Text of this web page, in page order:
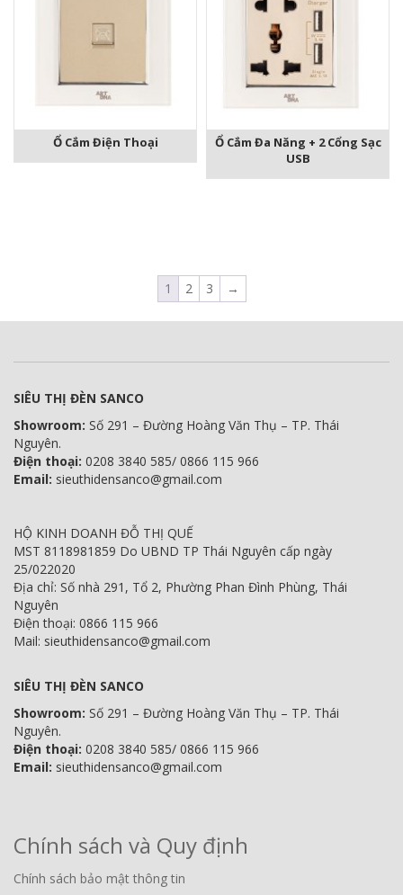
Ổ Cắm Điện Thoại
Ổ Cắm Đa Năng + 2 Cổng Sạc
USB
1 2 3 →
SIÊU THỊ ĐÈN SANCO
Showroom: Số 291 – Đường Hoàng Văn Thụ – TP. Thái
Nguyên.
Điện thoại: 0208 3840 585/ 0866 115 966
Email: sieuthidensanco@gmail.com
HỘ KINH DOANH ĐỖ THỊ QUẾ
MST 8118981859 Do UBND TP Thái Nguyên cấp ngày
25/022020
Địa chỉ: Số nhà 291, Tổ 2, Phường Phan Đình Phùng, Thái
Nguyên
Điện thoại: 0866 115 966
Mail: sieuthidensanco@gmail.com
SIÊU THỊ ĐÈN SANCO
Showroom: Số 291 – Đường Hoàng Văn Thụ – TP. Thái
Nguyên.
Điện thoại: 0208 3840 585/ 0866 115 966
Email: sieuthidensanco@gmail.com
Chính sách và Quy định
Chính sách bảo mật thông tin